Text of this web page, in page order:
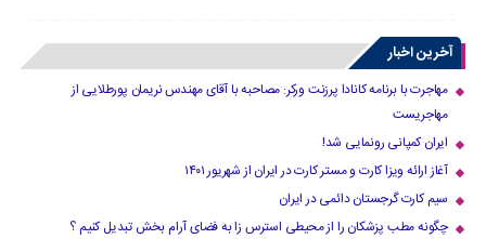
آخرین اخبار
مهاجرت با برنامه کانادا پرزنت ورکر: مصاحبه با آقای مهندس نریمان پورطلایی از
مهاجریست
ایران کمپانی رونمایی شد!
آغاز ارائه ویزا کارت و مستر کارت در ایران از شهریور ۱۴۰۱
سیم کارت گرجستان دائمی در ایران
چگونه مطب پزشکان را از محیطی استرس زا به فضای آرام بخش تبدیل کنیم ؟